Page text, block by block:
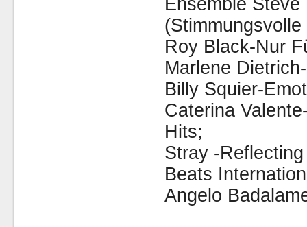
Ensemble
Roy Black-Nur
Marlene
Billy Squier-
Caterina
Hits;
Stray -
Beats
Angelo